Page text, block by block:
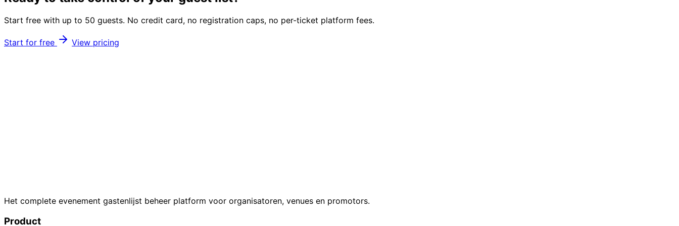
Start free with up to 50 guests. No credit card, no registration caps, no per-ticket platform fees.
Start for free View pricing
Het complete evenement gastenlijst beheer platform voor organisatoren, venues en promotors.
Product